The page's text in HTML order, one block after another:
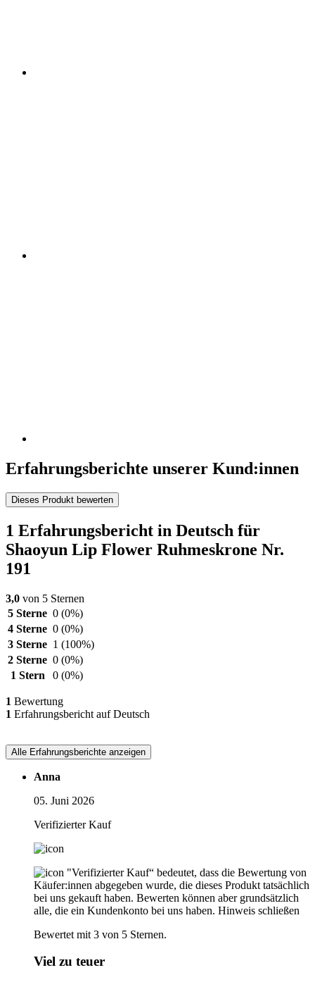
Erfahrungsberichte unserer Kund:innen
Dieses Produkt bewerten
1 Erfahrungsbericht in Deutsch für
Shaoyun Lip Flower Ruhmeskrone Nr.
191
3,0 von 5 Sternen
5 Sterne 0 (0%)
4 Sterne 0 (0%)
3 Sterne 1 (100%)
2 Sterne 0 (0%)
1 Stern
0 (0%)
1 Bewertung
1 Erfahrungsbericht auf Deutsch
Alle Erfahrungsberichte anzeigen
Anna
05. Juni 2026
Verifizierter Kauf
"Verifizierter Kauf“ bedeutet, dass die Bewertung von
Käufer:innen abgegeben wurde, die dieses Produkt tatsächlich
bei uns gekauft haben. Bewerten können aber grundsätzlich
alle, die ein Kundenkonto bei uns haben. Hinweis schließen
Bewertet mit 3 von 5 Sternen.
Viel zu teuer